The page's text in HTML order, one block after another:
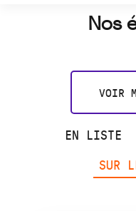
Nos
VOIR
EN LISTE
SUR